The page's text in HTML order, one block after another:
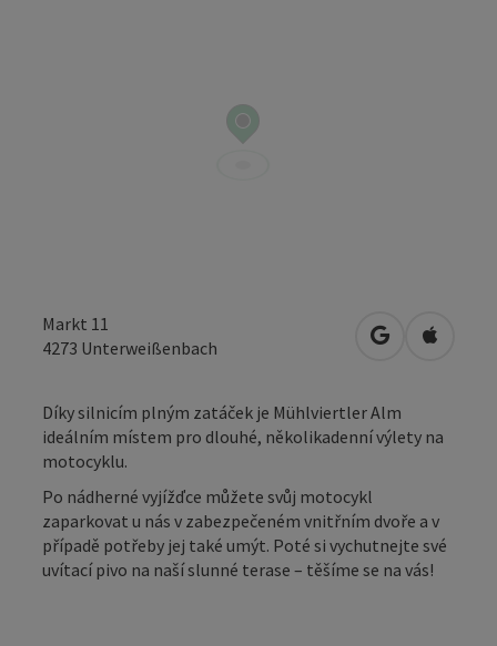
Markt 11
4273 Unterweißenbach Otevřít vOtevřít
Díky silnicím plným zatáček je Mühlviertler Alm
ideálním místem pro dlouhé, několikadenní výlety na
motocyklu.
Po nádherné vyjížďce můžete svůj motocykl
zaparkovat u nás v zabezpečeném vnitřním dvoře a v
případě potřeby jej také umýt. Poté si vychutnejte své
uvítací pivo na naší slunné terase – těšíme se na vás!